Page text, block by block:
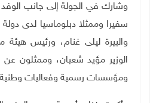
سفيرا وممثلا دبلوماسيا لدى
والبيرة ليلى غنام، ورئيس هيئة
الوزير مؤيد شعبان، وممثلون عن
ومؤسسات رسمية وفعاليات